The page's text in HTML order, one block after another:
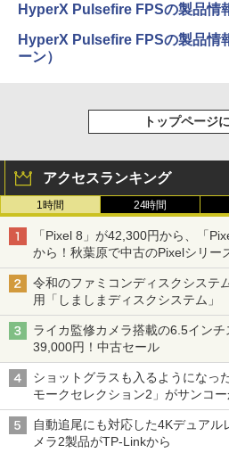
HyperX Pulsefire FPSの製品情
HyperX Pulsefire FPSの製品情
ーン）
トップページ
アクセスランキング
1時間 24時間
「Pixel 8」が42,300円から、「
から！秋葉原で中古のPixelシリー
令和のファミコンディスクシステ
用「しましまディスクシステム」
ライカ監修カメラ搭載の6.5イン
39,000円！中古セール
ショットグラスも入るようになっ
モークセレクション2」がサンコー
自動追尾にも対応した4Kデュアル
メラ2製品がTP-Linkから